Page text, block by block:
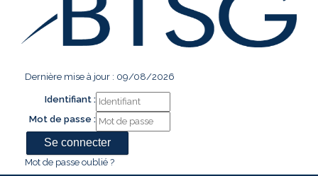
Dernière mise à jour : 09/08/2026
Identifiant :
Mot de passe :
Mot de passe oublié ?